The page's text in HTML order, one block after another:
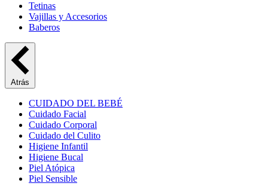
Tetinas
Vajillas y Accesorios
Baberos
Atrás
CUIDADO DEL BEBÉ
Cuidado Facial
Cuidado Corporal
Cuidado del Culito
Higiene Infantil
Higiene Bucal
Piel Atópica
Piel Sensible